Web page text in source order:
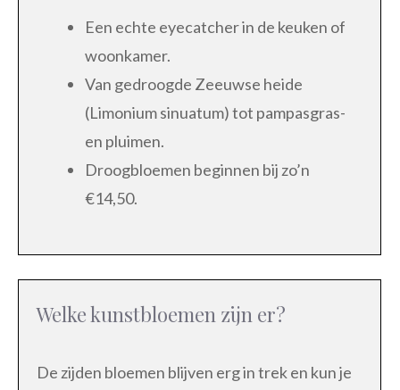
Een echte eyecatcher in de keuken of
woonkamer.
Van gedroogde Zeeuwse heide
(Limonium sinuatum) tot pampasgras-
en pluimen.
Droogbloemen beginnen bij zo’n
€14,50.
Welke kunstbloemen zijn er?
De zijden bloemen blijven erg in trek en kun je